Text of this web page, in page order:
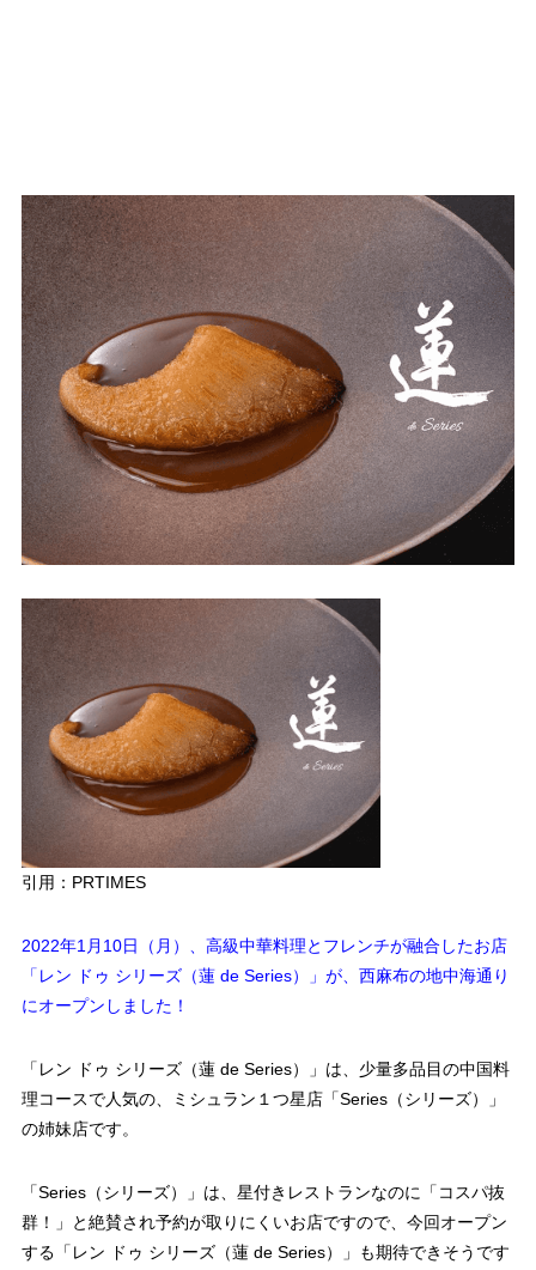
引用：PRTIMES
2022年1月10日（月）、高級中華料理とフレンチが融合したお店
「レン ドゥ シリーズ（蓮 de Series）」が、西麻布の地中海通り
にオープンしました！
「レン ドゥ シリーズ（蓮 de Series）」は、少量多品目の中国料
理コースで人気の、ミシュラン１つ星店「Series（シリーズ）」
の姉妹店です。
「Series（シリーズ）」は、星付きレストランなのに「コスパ抜
群！」と絶賛され予約が取りにくいお店ですので、今回オープン
する「レン ドゥ シリーズ（蓮 de Series）」も期待できそうです